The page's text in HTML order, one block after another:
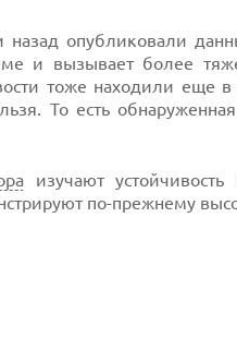
опубликовали
и вызывает более
тоже находили еще в
То есть
изучают устойчивость
по-прежнему